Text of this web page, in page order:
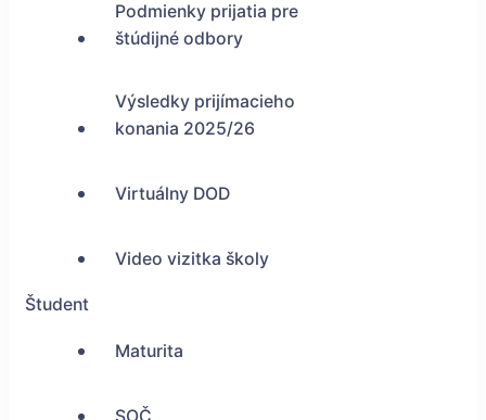
Podmienky prijatia pre
štúdijné odbory
Výsledky prijímacieho
konania 2025/26
Virtuálny DOD
Video vizitka školy
Študent
Maturita